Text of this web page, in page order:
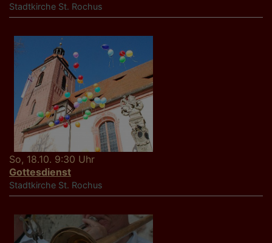
Stadtkirche St. Rochus
So, 18.10. 9:30 Uhr
Gottesdienst
Stadtkirche St. Rochus